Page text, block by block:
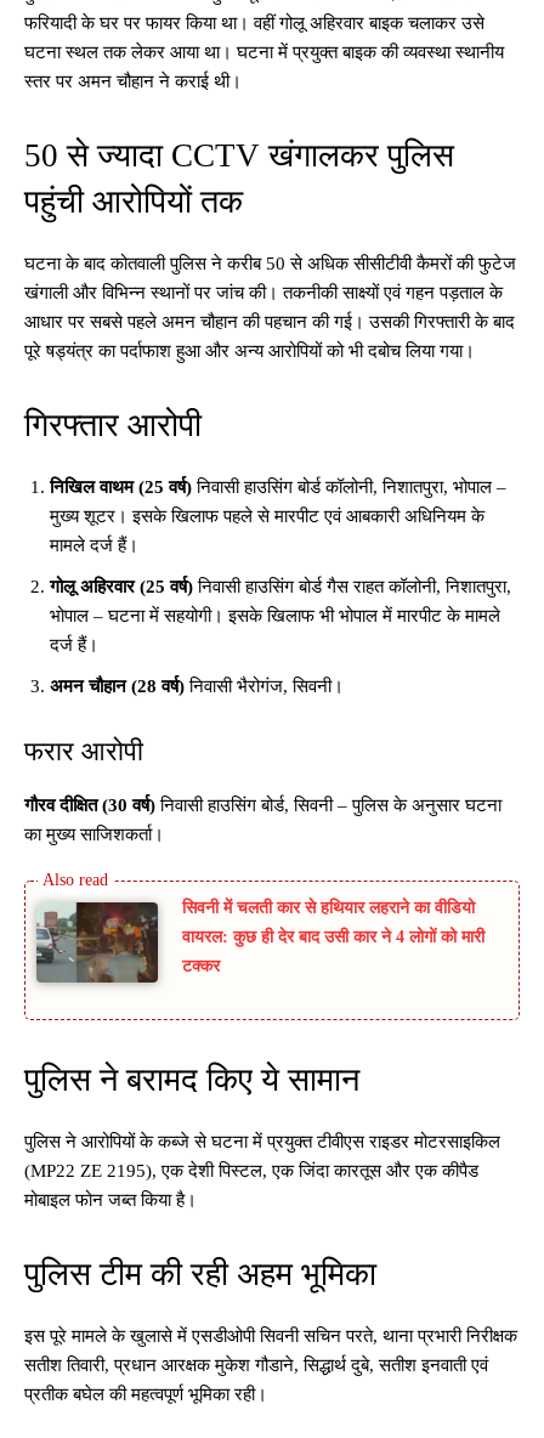
फरियादी के घर पर फायर किया था। वहीं गोलू अहिरवार बाइक चलाकर उसे
घटना स्थल तक लेकर आया था। घटना में प्रयुक्त बाइक की व्यवस्था स्थानीय
स्तर पर अमन चौहान ने कराई थी।
50 से ज्यादा CCTV खंगालकर पुलिस
पहुंची आरोपियों तक
घटना के बाद कोतवाली पुलिस ने करीब 50 से अधिक सीसीटीवी कैमरों की फुटेज
खंगाली और विभिन्न स्थानों पर जांच की। तकनीकी साक्ष्यों एवं गहन पड़ताल के
आधार पर सबसे पहले अमन चौहान की पहचान की गई। उसकी गिरफ्तारी के बाद
पूरे षड्यंत्र का पर्दाफाश हुआ और अन्य आरोपियों को भी दबोच लिया गया।
गिरफ्तार आरोपी
निखिल वाथम (25 वर्ष)निवासी हाउसिंग बोर्ड कॉलोनी, निशातपुरा, भोपाल –
मुख्य शूटर। इसके खिलाफ पहले से मारपीट एवं आबकारी अधिनियम के
मामले दर्ज हैं।
गोलू अहिरवार (25 वर्ष)निवासी हाउसिंग बोर्ड गैस राहत कॉलोनी, निशातपुरा,
भोपाल – घटना में सहयोगी। इसके खिलाफ भी भोपाल में मारपीट के मामले
दर्ज हैं।
अमन चौहान (28 वर्ष)निवासी भैरोगंज, सिवनी।
फरार आरोपी
गौरव दीक्षित (30 वर्ष)निवासी हाउसिंग बोर्ड, सिवनी – पुलिस के अनुसार घटना
का मुख्य साजिशकर्ता।
सिवनी में चलती कार से हथियार लहराने का वीडियो
वायरल: कुछ ही देर बाद उसी कार ने 4 लोगों को मारी
टक्कर
पुलिस ने बरामद किए ये सामान
पुलिस ने आरोपियों के कब्जे से घटना में प्रयुक्त टीवीएस राइडर मोटरसाइकिल
(MP22 ZE 2195), एक देशी पिस्टल, एक जिंदा कारतूस और एक कीपैड
मोबाइल फोन जब्त किया है।
पुलिस टीम की रही अहम भूमिका
इस पूरे मामले के खुलासे में एसडीओपी सिवनी सचिन परते, थाना प्रभारी निरीक्षक
सतीश तिवारी, प्रधान आरक्षक मुकेश गौडाने, सिद्धार्थ दुबे, सतीश इनवाती एवं
प्रतीक बघेल की महत्वपूर्ण भूमिका रही।